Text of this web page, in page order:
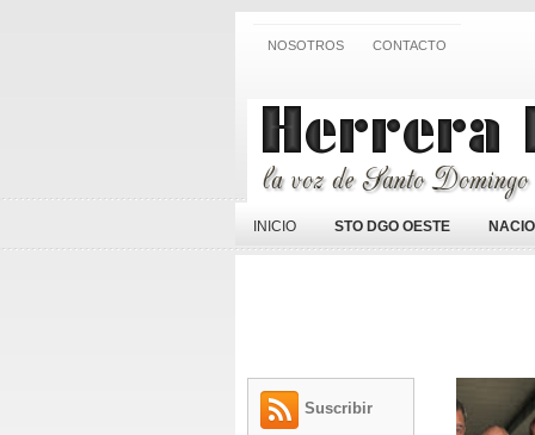
NOSOTROS CONTACTO
INICIO STO DGO OESTE
Suscribir